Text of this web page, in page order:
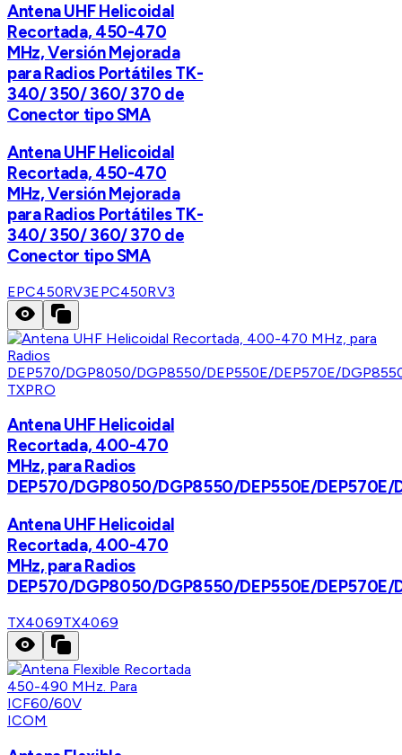
Antena UHF Helicoidal
Recortada, 450-470
MHz, Versión Mejorada
para Radios Portátiles TK-
340/ 350/ 360/ 370 de
Conector tipo SMA
Antena UHF Helicoidal
Recortada, 450-470
MHz, Versión Mejorada
para Radios Portátiles TK-
340/ 350/ 360/ 370 de
Conector tipo SMA
EPC450RV3EPC450RV3
TXPRO
Antena UHF Helicoidal
Recortada, 400-470
MHz, para Radios
DEP570/DGP8050/DGP8550/DEP550E/DEP570E/
Antena UHF Helicoidal
Recortada, 400-470
MHz, para Radios
DEP570/DGP8050/DGP8550/DEP550E/DEP570E/
TX4069TX4069
ICOM